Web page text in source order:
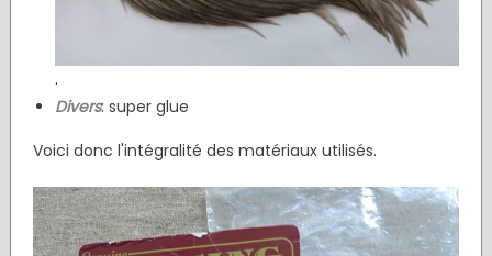
.
Divers: super glue
Voici donc l'intégralité des matériaux utilisés.